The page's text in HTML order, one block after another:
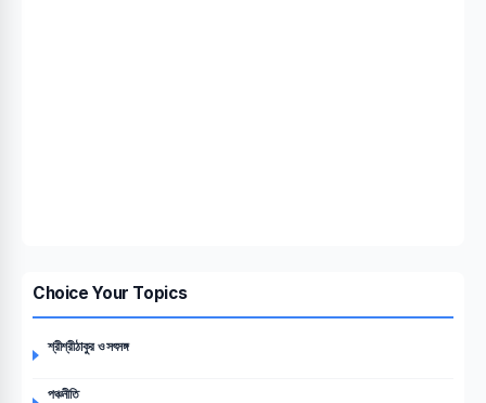
Choice Your Topics
শ্রীশ্রীঠাকুর ও সৎসঙ্গ
পঞ্চনীতি